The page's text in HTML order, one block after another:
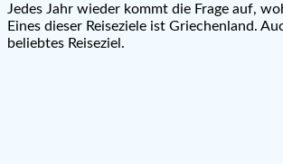
Jedes Jahr wieder kommt die Frage auf,
Eines dieser Reiseziele ist Griechenland.
beliebtes Reiseziel.